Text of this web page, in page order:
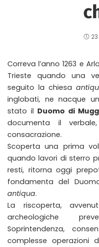
Correva l’anno 1263 e
Trieste quando una
seguito la chiesa
inglobati, ne nacque
stato il Duomo di
documenta il
consacrazione.
Scoperta una prima
quando lavori di sterro
resti, ritorna oggi
fondamenta del
antiqua.
La riscoperta,
archeologiche
Soprintendenza,
complesse operazioni